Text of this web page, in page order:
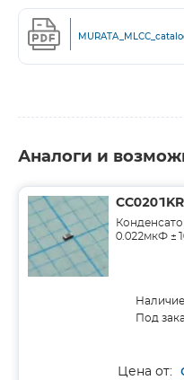
Аналоги и
0.022мкФ
Под
Цена от: